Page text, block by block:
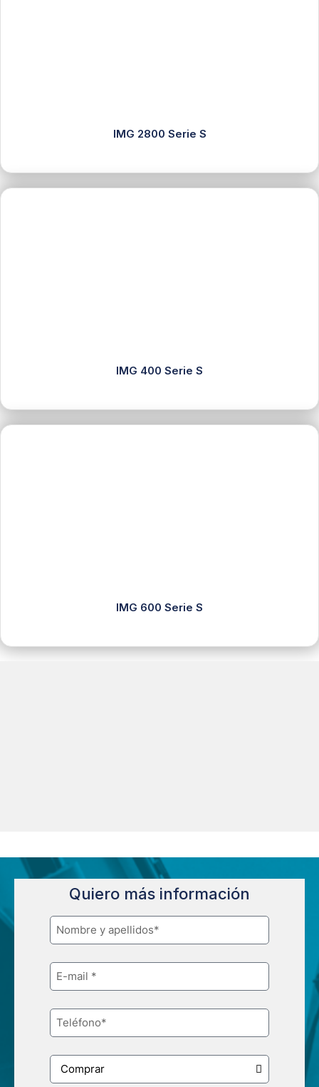
IMG 2800 Serie S
IMG 400 Serie S
IMG 600 Serie S
Quiero más información